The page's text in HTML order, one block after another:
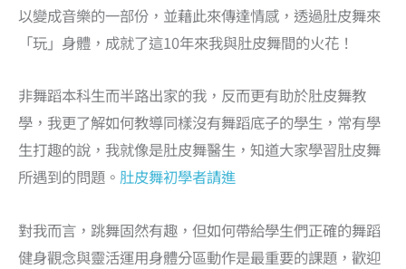
以變成音樂的一部份，並藉此來傳達情感，透過肚皮舞來
「玩」身體，成就了這10年來我與肚皮舞間的火花！
非舞蹈本科生而半路出家的我，反而更有助於肚皮舞教
學，我更了解如何教導同樣沒有舞蹈底子的學生，常有學
生打趣的說，我就像是肚皮舞醫生，知道大家學習肚皮舞
所遇到的問題。 肚皮舞初學者請進
對我而言，跳舞固然有趣，但如何帶給學生們正確的舞蹈
健身觀念與靈活運用身體分區動作是最重要的課題，歡迎